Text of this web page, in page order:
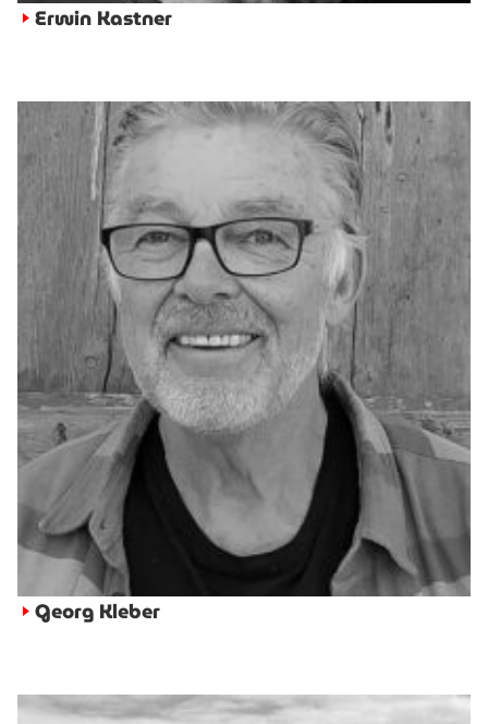
► Erwin Kastner
► Georg Kleber